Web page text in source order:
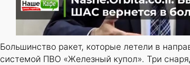
Большинство ракет, которые летели в
системой ПВО «Железный купол». Три